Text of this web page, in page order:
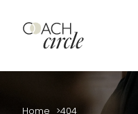
Home 404